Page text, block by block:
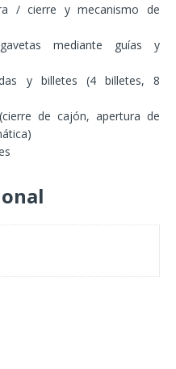
/ cierre y mecanismo de
mediante guías y
y billetes (4 billetes, 8
de cajón, apertura de